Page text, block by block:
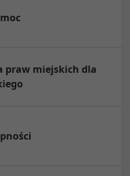
praw miejskich dla